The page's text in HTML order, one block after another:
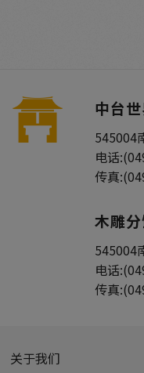
墨宝 (0)
瓷 (1)
民国 (0)
中台
545004
电话:
传真:
木雕
545004
电话:
传真:
关于我们